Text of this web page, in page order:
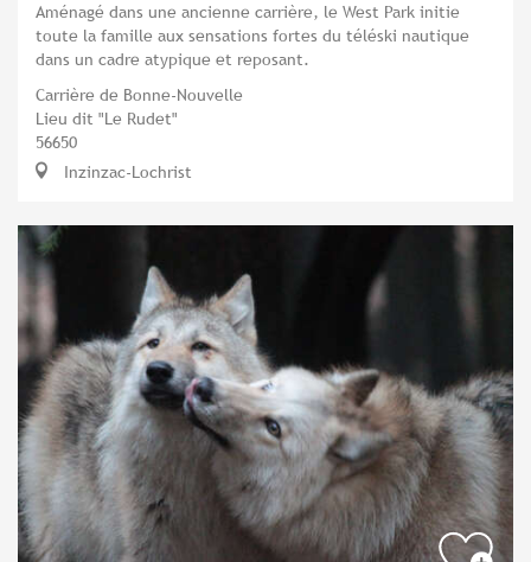
Aménagé dans une ancienne carrière, le West Park initie
toute la famille aux sensations fortes du téléski nautique
dans un cadre atypique et reposant.
Carrière de Bonne-Nouvelle
Lieu dit "Le Rudet"
56650
Inzinzac-Lochrist